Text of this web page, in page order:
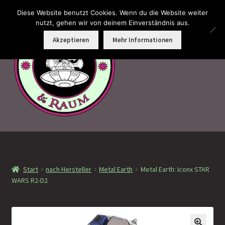
Zur
Navigation
Zum
Faramotos Sammelmünzen – Das Belohnungssystem für
MagicCon Münzen – Geschenke
Start nach Hersteller Metal Earth
Metal Earth: Iconx STAR
WARS R2-D2
Diese Website benutzt Cookies. Wenn du die Website weiter
nutzt, gehen wir von deinem Einverständnis aus.
Akzeptieren Mehr Informationen